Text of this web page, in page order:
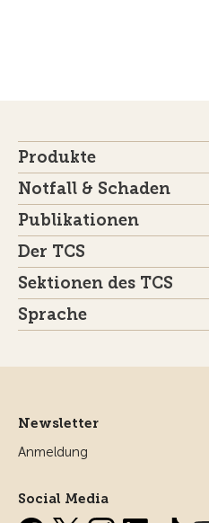
Produkte
Notfall & Schaden
Publikationen
Der TCS
Sektionen des TCS
Sprache
Newsletter
Anmeldung
Social Media